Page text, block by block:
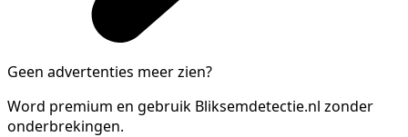
Geen advertenties meer zien?
Word premium en gebruik Bliksemdetectie.nl zonder
onderbrekingen.